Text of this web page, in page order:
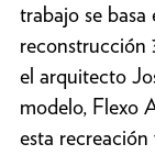
trabajo se
reconstrucción
el arquitecto
modelo, Flexo
esta recreación